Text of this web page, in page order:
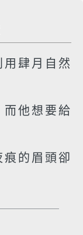
肆月自然
他想要給
的眉頭卻